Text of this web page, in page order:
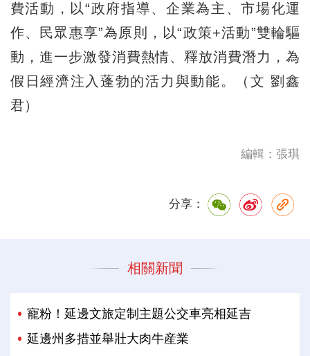
費活動，以“政府指導、企業為主、市場化運
作、民眾惠享”為原則，以“政策+活動”雙輪驅
動，進一步激發消費熱情、釋放消費潛力，為
假日經濟注入蓬勃的活力與動能。（文 劉鑫
君）
編輯：張琪
分享：
相關新聞
寵粉！延邊文旅定制主題公交車亮相延吉
延邊州多措並舉壯大肉牛産業